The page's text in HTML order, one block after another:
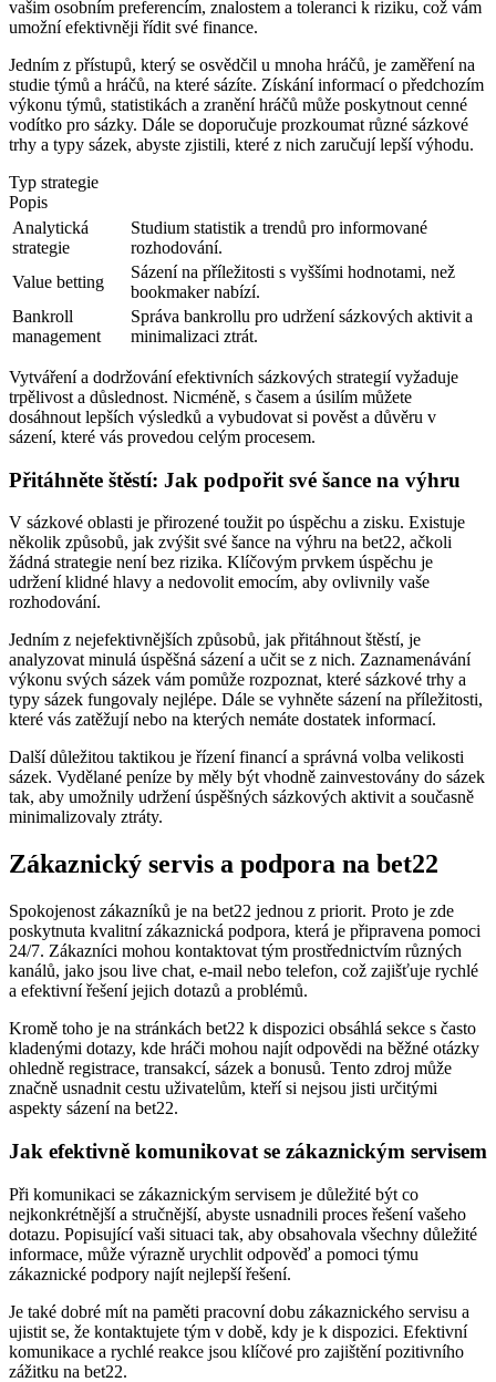
vašim osobním preferencím, znalostem a toleranci k riziku, což vám
umožní efektivněji řídit své finance.
Jedním z přístupů, který se osvědčil u mnoha hráčů, je zaměření na
studie týmů a hráčů, na které sázíte. Získání informací o předchozím
výkonu týmů, statistikách a zranění hráčů může poskytnout cenné
vodítko pro sázky. Dále se doporučuje prozkoumat různé sázkové
trhy a typy sázek, abyste zjistili, které z nich zaručují lepší výhodu.
Typ strategie
Popis
Analytická
strategie
Studium statistik a trendů pro informované
rozhodování.
Value betting
Sázení na příležitosti s vyššími hodnotami, než
bookmaker nabízí.
Bankroll
management
Správa bankrollu pro udržení sázkových aktivit a
minimalizaci ztrát.
Vytváření a dodržování efektivních sázkových strategií vyžaduje
trpělivost a důslednost. Nicméně, s časem a úsilím můžete
dosáhnout lepších výsledků a vybudovat si pověst a důvěru v
sázení, které vás provedou celým procesem.
Přitáhněte štěstí: Jak podpořit své šance na výhru
V sázkové oblasti je přirozené toužit po úspěchu a zisku. Existuje
několik způsobů, jak zvýšit své šance na výhru na bet22, ačkoli
žádná strategie není bez rizika. Klíčovým prvkem úspěchu je
udržení klidné hlavy a nedovolit emocím, aby ovlivnily vaše
rozhodování.
Jedním z nejefektivnějších způsobů, jak přitáhnout štěstí, je
analyzovat minulá úspěšná sázení a učit se z nich. Zaznamenávání
výkonu svých sázek vám pomůže rozpoznat, které sázkové trhy a
typy sázek fungovaly nejlépe. Dále se vyhněte sázení na příležitosti,
které vás zatěžují nebo na kterých nemáte dostatek informací.
Další důležitou taktikou je řízení financí a správná volba velikosti
sázek. Vydělané peníze by měly být vhodně zainvestovány do sázek
tak, aby umožnily udržení úspěšných sázkových aktivit a současně
minimalizovaly ztráty.
Zákaznický servis a podpora na bet22
Spokojenost zákazníků je na bet22 jednou z priorit. Proto je zde
poskytnuta kvalitní zákaznická podpora, která je připravena pomoci
24/7. Zákazníci mohou kontaktovat tým prostřednictvím různých
kanálů, jako jsou live chat, e-mail nebo telefon, což zajišťuje rychlé
a efektivní řešení jejich dotazů a problémů.
Kromě toho je na stránkách bet22 k dispozici obsáhlá sekce s často
kladenými dotazy, kde hráči mohou najít odpovědi na běžné otázky
ohledně registrace, transakcí, sázek a bonusů. Tento zdroj může
značně usnadnit cestu uživatelům, kteří si nejsou jisti určitými
aspekty sázení na bet22.
Jak efektivně komunikovat se zákaznickým servisem
Při komunikaci se zákaznickým servisem je důležité být co
nejkonkrétnější a stručnější, abyste usnadnili proces řešení vašeho
dotazu. Popisující vaši situaci tak, aby obsahovala všechny důležité
informace, může výrazně urychlit odpověď a pomoci týmu
zákaznické podpory najít nejlepší řešení.
Je také dobré mít na paměti pracovní dobu zákaznického servisu a
ujistit se, že kontaktujete tým v době, kdy je k dispozici. Efektivní
komunikace a rychlé reakce jsou klíčové pro zajištění pozitivního
zážitku na bet22.